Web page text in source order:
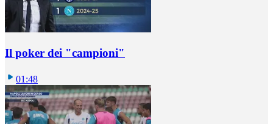
Il poker dei "campioni"
01:48